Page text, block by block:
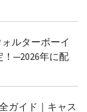
ルターボーイ
！─2026年に配
ガイド｜キャス